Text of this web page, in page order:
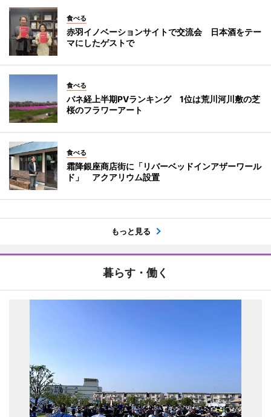
食べる
赤羽イノベーションサイトで交流会 日本酒をテー
マにしたゲストで
食べる
バネ経上半期PVランキング 1位は荒川河川敷の芝
桜のフラワーアート
食べる
霜降銀座商店街に「リバーベッドインアザーワール
ド」 アクアリウム設置
もっと見る
暮らす・働く